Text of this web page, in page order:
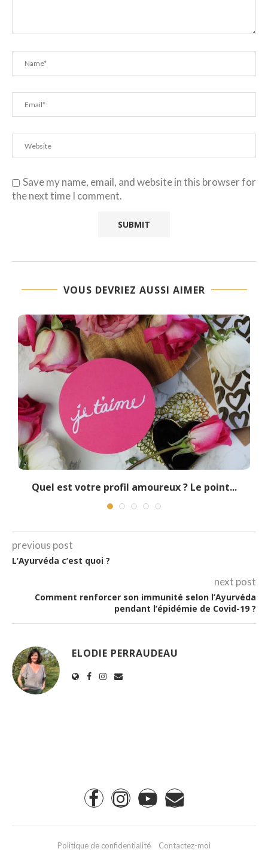
Save my name, email, and website in this browser for
the next time I comment.
VOUS DEVRIEZ AUSSI AIMER
Quel est votre profil amoureux ? Le point...
previous post
L’Ayurvéda c’est quoi ?
next post
Comment renforcer son immunité selon l’Ayurvéda
pendant l’épidémie de Covid-19 ?
ELODIE PERRAUDEAU
Politique de confidentialité Contactez-moi